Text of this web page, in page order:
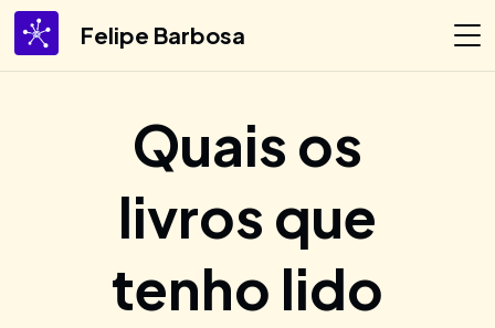
Felipe Barbosa
Quais os
livros que
tenho lido